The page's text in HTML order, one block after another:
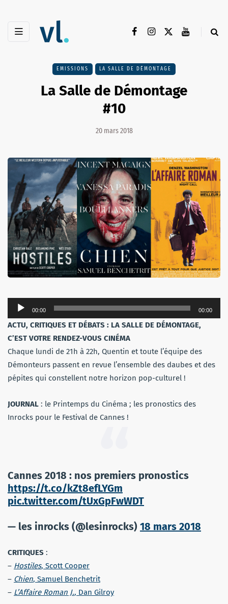
EMISSIONS LA SALLE DE DÉMONTAGE
La Salle de Démontage
#10
20 mars 2018
Lecteur
audio
00:00 00:00
ACTU, CRITIQUES ET DÉBATS : LA SALLE DE DÉMONTAGE,
C’EST VOTRE RENDEZ-VOUS CINÉMA
Chaque lundi de 21h à 22h, Quentin et toute l’équipe des
Démonteurs passent en revue l’ensemble des daubes et des
pépites qui constellent notre horizon pop-culturel !
JOURNAL : le Printemps du Cinéma ; les pronostics des
Inrocks pour le Festival de Cannes !
Cannes 2018 : nos premiers pronostics
https://t.co/kZt8efLYGm
pic.twitter.com/tUxGpFwWDT
— les inrocks (@lesinrocks) 18 mars 2018
CRITIQUES :
– Hostiles, Scott Cooper
– Chien, Samuel Benchetrit
– L’Affaire Roman J., Dan Gilroy